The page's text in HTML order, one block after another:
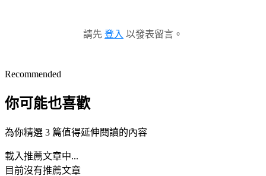
請先 登入 以發表留言。
Recommended
你可能也喜歡
為你精選 3 篇值得延伸閱讀的內容
載入推薦文章中...
目前沒有推薦文章